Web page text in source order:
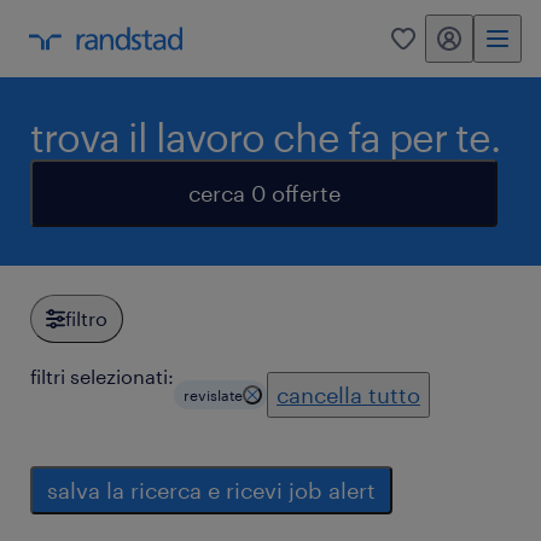
0 my randstad
trova il lavoro che fa per te.
cerca 0 offerte
filtro
filtri selezionati:
revislate cancella tutto
salva la ricerca e ricevi job alert